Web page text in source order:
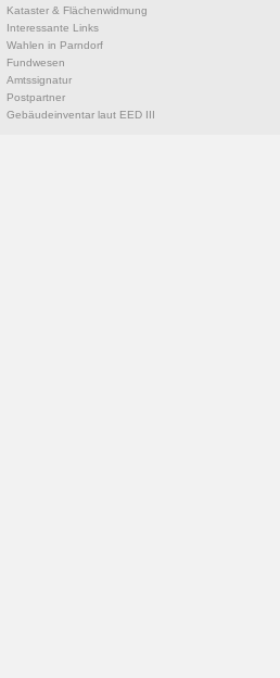
Kataster & Flächenwidmung
Interessante Links
Wahlen in Parndorf
Fundwesen
Amtssignatur
Postpartner
Gebäudeinventar laut EED III